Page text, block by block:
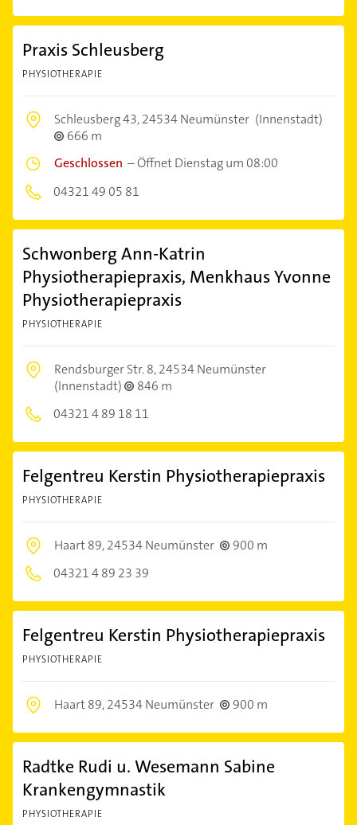
Praxis Schleusberg
PHYSIOTHERAPIE
Schleusberg 43,24534 Neumünster (Innenstadt)
666 m
Geschlossen –Öffnet Dienstag um 08:00
04321 49 05 81
Schwonberg Ann-Katrin
Physiotherapiepraxis, Menkhaus Yvonne
Physiotherapiepraxis
PHYSIOTHERAPIE
Rendsburger Str. 8,24534 Neumünster
(Innenstadt)
846 m
04321 4 89 18 11
Felgentreu Kerstin Physiotherapiepraxis
PHYSIOTHERAPIE
Haart 89,24534 Neumünster
900 m
04321 4 89 23 39
Felgentreu Kerstin Physiotherapiepraxis
PHYSIOTHERAPIE
Haart 89,24534 Neumünster 900 m
Radtke Rudi u. Wesemann Sabine
Krankengymnastik
PHYSIOTHERAPIE